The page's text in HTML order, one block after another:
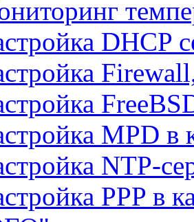
DHCP
MPD в
NTP-
PPP в